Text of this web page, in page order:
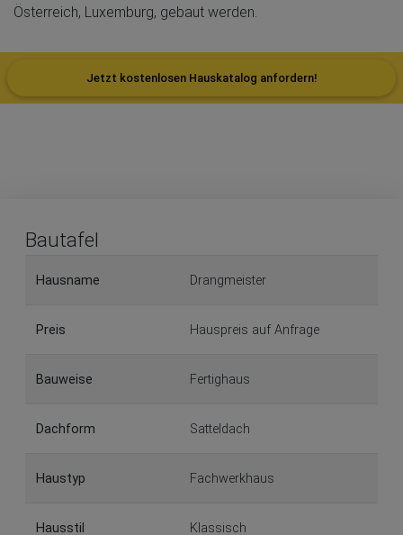
Österreich, Luxemburg, gebaut werden.
Jetzt kostenlosen Hauskatalog anfordern!
Bautafel
Hausname Drangmeister
Preis Hauspreis auf Anfrage
Bauweise Fertighaus
Dachform Satteldach
Haustyp Fachwerkhaus
Hausstil Klassisch